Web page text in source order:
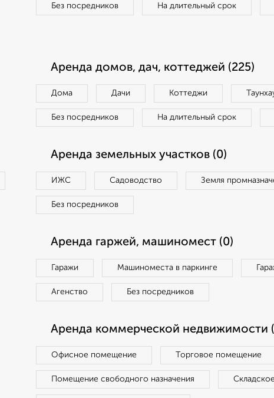
Без посредников На длительный срок
Аренда домов, дач, коттеджей (225)
Дома Дачи Коттеджи
Без посредников На длительный срок
Аренда земельных участков (0)
ИЖС Садоводство Земля
Без посредников
Аренда гаржей, машиномест (0)
Гаражи Машиноместа в паркинге
Агенство Без посредников
Аренда коммерческой недвижимости
Офисное помещение Торговое помещение
Помещение свободного назначения